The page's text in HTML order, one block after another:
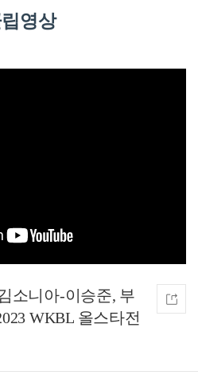
영상
소니아-이승준, 부
WKBL 올스타전